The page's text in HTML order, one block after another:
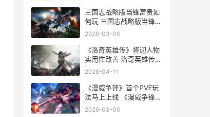
三国志战略版当锋富贵如
何玩 三国志战略版当锋摧
决是谁传承的
2026-03-06
《洛奇英雄传》将迎人物
实用性改善 洛奇英雄传哪
个区人多
2026-04-11
《漫威争锋》首个PVE玩
法马上上线 《漫威争锋》
首领是谁
2026-03-06